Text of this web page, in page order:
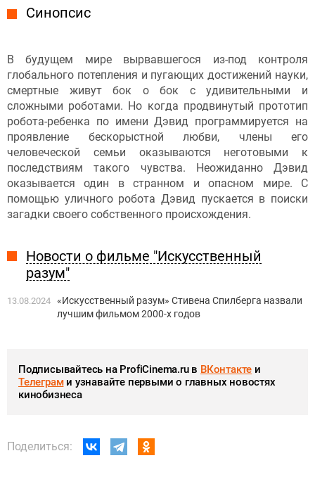
Синопсис
В будущем мире вырвавшегося из-под контроля
глобального потепления и пугающих достижений науки,
смертные живут бок о бок с удивительными и
сложными роботами. Но когда продвинутый прототип
робота-ребенка по имени Дэвид программируется на
проявление бескорыстной любви, члены его
человеческой семьи оказываются неготовыми к
последствиям такого чувства. Неожиданно Дэвид
оказывается один в странном и опасном мире. С
помощью уличного робота Дэвид пускается в поиски
загадки своего собственного происхождения.
Новости о фильме "Искусственный
разум"
13.08.2024 «Искусственный разум» Стивена Спилберга назвали
лучшим фильмом 2000-х годов
Подписывайтесь на ProfiCinema.ru в ВКонтакте и
Телеграми узнавайте первыми о главных новостях
кинобизнеса
Поделиться: